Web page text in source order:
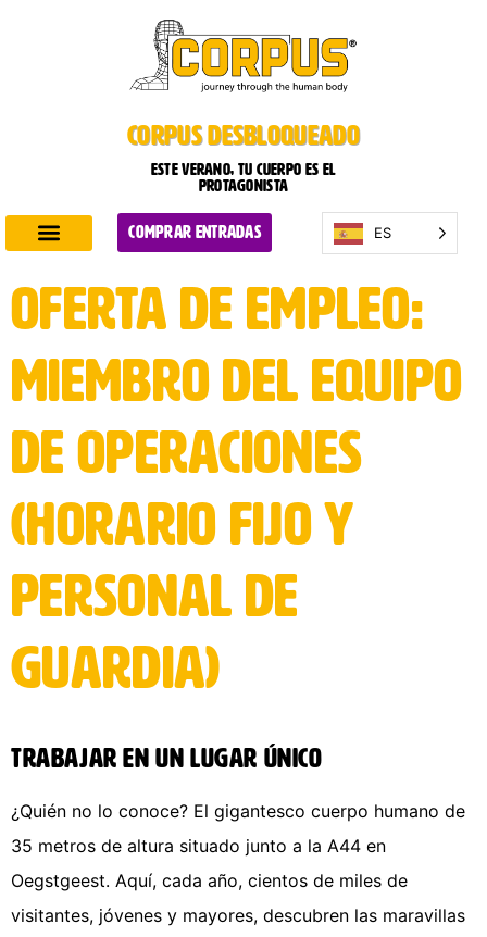
CORPUS DESBLOQUEADO
Este verano, tu cuerpo es el
protagonista
COMPRAR ENTRADAS ES
Oferta de empleo:
Miembro del equipo
de operaciones
(horario fijo y
personal de
guardia)
Trabajar en un lugar único
¿Quién no lo conoce? El gigantesco cuerpo humano de
35 metros de altura situado junto a la A44 en
Oegstgeest. Aquí, cada año, cientos de miles de
visitantes, jóvenes y mayores, descubren las maravillas